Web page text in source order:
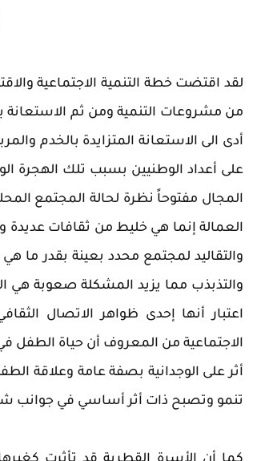
لقد اقتضت خطة التنمية الاجتماعية
من مشروعات التنمية ومن ثم الاستعانة
أدى الى الاستعانة المتزايدة بالخدم
على أعداد الوطنيين بسبب تلك الهجرة
المجال مفتوحاً نظرة لحالة المجتمع
العمالة إنما هي خليط من ثقافات عديدة
والتقاليد لمجتمع محدد بعينة بقدر ما
والتذبذب مما يزيد المشكلة صعوبة هي
اعتبار أنها إحدى ظواهر الاتصال
الاجتماعية من المعروف أن حياة الطفل
أثر على الوجدانية بصفة عامة وعلاقة
تنمو وتصبح ذات أثر أساسي في جوانب